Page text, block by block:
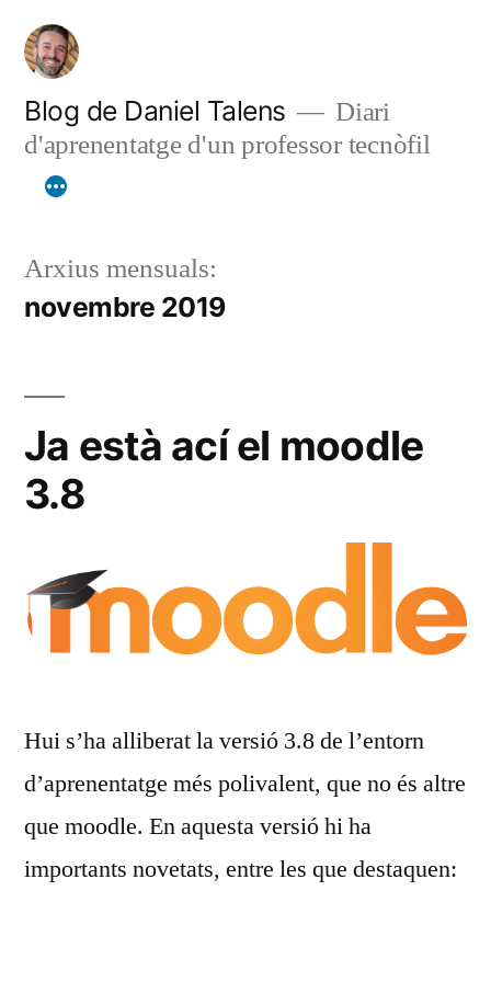
contingut
Blog de Daniel Talens
Diari
d'aprenentatge d'un professor tecnòfil
Arxius mensuals:
novembre 2019
Ja està ací el moodle
3.8
Hui s’ha alliberat la versió 3.8 de l’entorn
d’aprenentatge més polivalent, que no és altre
que moodle. En aquesta versió hi ha
importants novetats, entre les que destaquen: